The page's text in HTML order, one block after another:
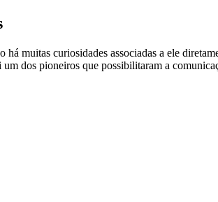
muitas curiosidades associadas a ele
dos pioneiros que possibilitaram a